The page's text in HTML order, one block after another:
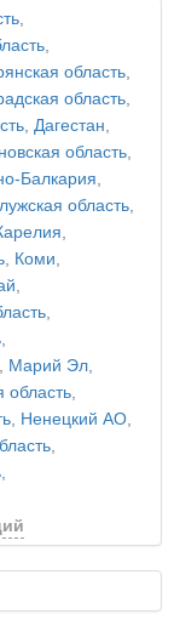
,
,
область,
область,
, Дагестан,
область,
Балкария,
область,
,
, Коми,
,
,
,
, Марий Эл,
область,
, Ненецкий АО,
,
,